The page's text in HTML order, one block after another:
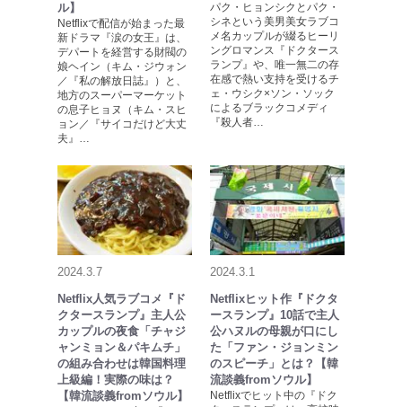
ル】
Netflixで配信が始まった最
新ドラマ『涙の女王』は、
デパートを経営する財閥の
娘ヘイン（キム・ジウォン
／『私の解放日誌』）と、
地方のスーパーマーケット
の息子ヒョヌ（キム・スヒ
ョン／『サイコだけど大丈
夫』…
パク・ヒョンシクとパク・
シネという美男美女ラブコ
メ名カップルが綴るヒーリ
ングロマンス『ドクタース
ランプ』や、唯一無二の存
在感で熱い支持を受けるチ
ェ・ウシク×ソン・ソック
によるブラックコメディ
『殺人者…
2024.3.7
Netflix人気ラブコメ『ド
クタースランプ』主人公
カップルの夜食「チャジ
ャンミョン＆パキムチ」
の組み合わせは韓国料理
上級編！実際の味は？
【韓流談義fromソウル】
2024.3.1
Netflixヒット作『ドクタ
ースランプ』10話で主人
公ハヌルの母親が口にし
た「ファン・ジョンミン
のスピーチ」とは？【韓
流談義fromソウル】
Netflixでヒット中の『ドク